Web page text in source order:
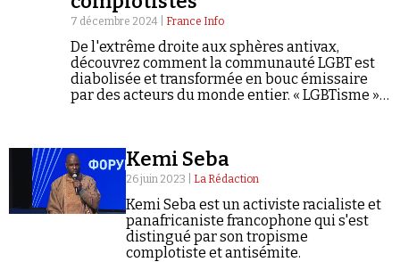
7 décembre 2024 | France Info
De l'extrême droite aux sphères antivax,
découvrez comment la communauté LGBT est
diabolisée et transformée en bouc émissaire
par des acteurs du monde entier. « LGBTisme »,
Kemi Seba
26 juin 2023 | La Rédaction
Kemi Seba est un activiste racialiste et
panafricaniste francophone qui s'est
distingué par son tropisme
complotiste et antisémite.